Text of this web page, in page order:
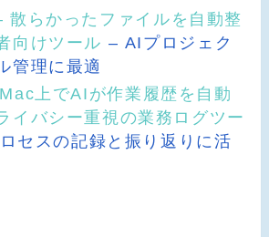
らかったファイルを自動整
向けツール – AIプロジェク
管理に最適
上でAIが作業履歴を自動
イバシー重視の業務ログツー
セスの記録と振り返りに活